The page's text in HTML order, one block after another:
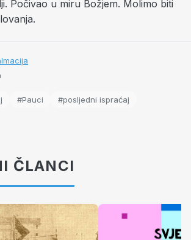
Počivao u miru Božjem. Molimo biti
#Pauci
#posljedni ispraćaj
ČLANCI